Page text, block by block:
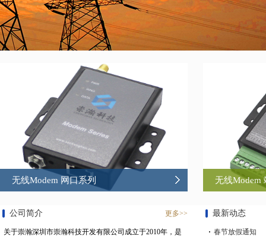
无线Modem 网口系列 无线Modem
公司简介 更多>>
关于崇瀚深圳市崇瀚科技开发有限公司成立于2010年，是
最新动态
春节放假通知